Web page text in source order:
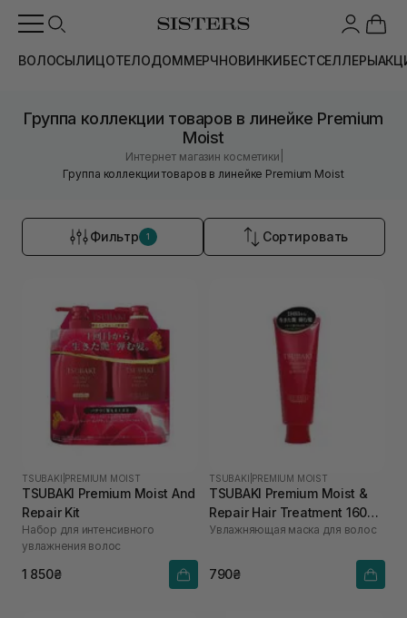
ВОЛОСЫЛИЦОТЕЛОДОММЕРЧНОВИНКИБЕСТСЕЛЛЕРЫ
Группа коллекции товаров в линейке Premium
Moist
Интернет магазин косметики
Группа коллекции товаров в линейке Premium Moist
Фильтр 1 Сортировать
TSUBAKI PREMIUM MOIST
TSUBAKI Premium Moist And
Repair Kit
Набор для интенсивного
увлажнения волос
1 850₴
TSUBAKI PREMIUM MOIST
TSUBAKI Premium Moist &
Repair Hair Treatment 160
мл
Увлажняющая маска для волос
790₴